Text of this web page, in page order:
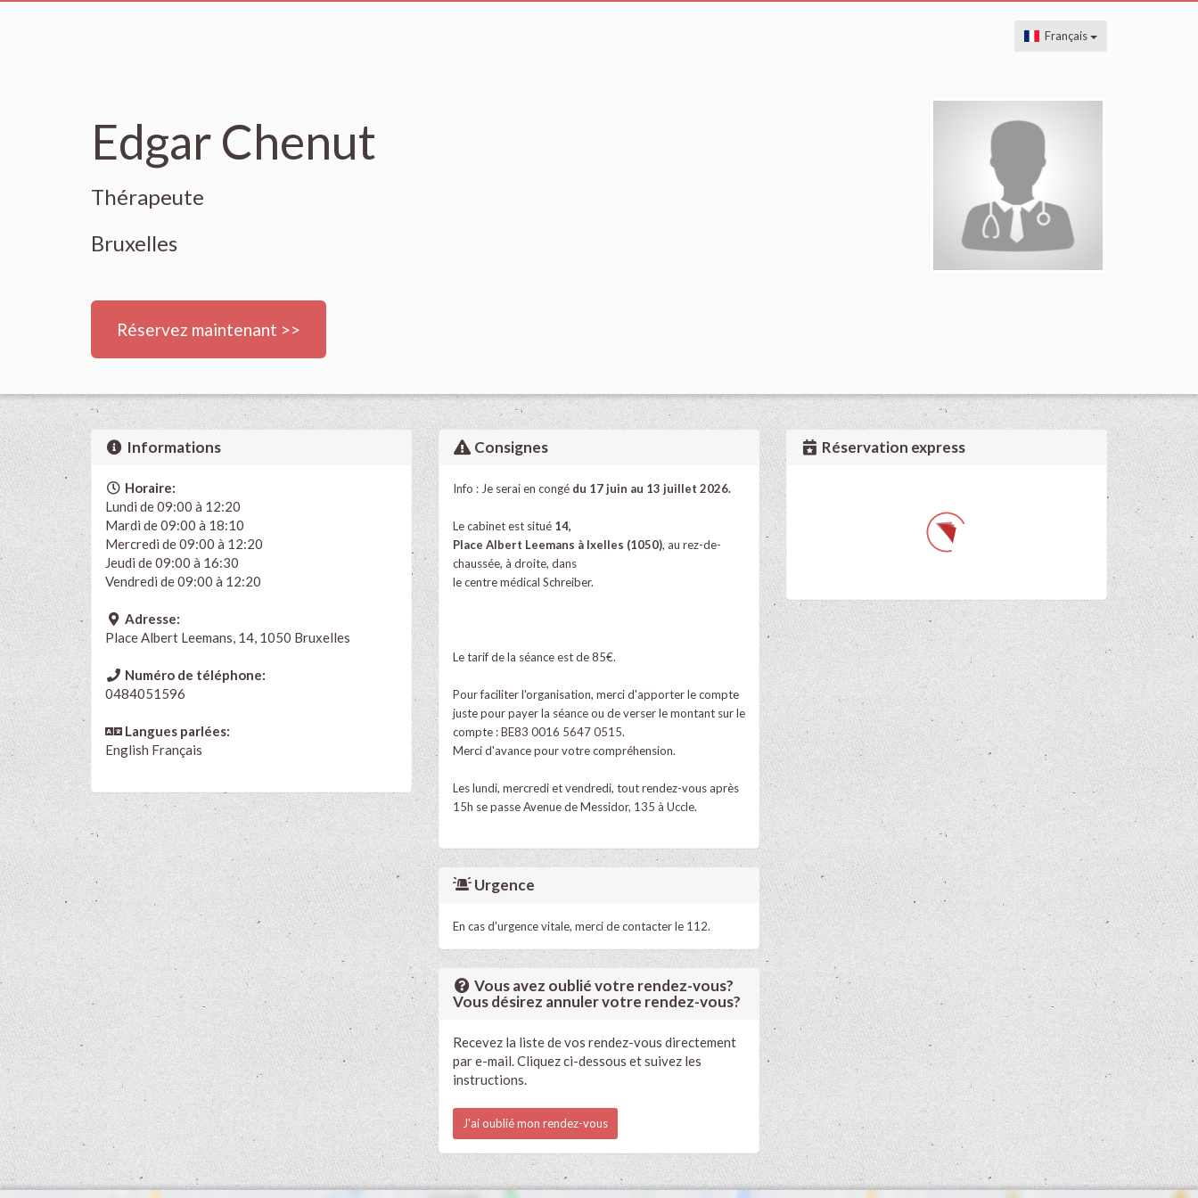
Français
Edgar Chenut
Thérapeute
Bruxelles
Réservez maintenant >>
Informations
Horaire:
Lundi de 09:00 à 12:20
Mardi de 09:00 à 18:10
Mercredi de 09:00 à 12:20
Jeudi de 09:00 à 16:30
Vendredi de 09:00 à 12:20
Adresse:
Place Albert Leemans, 14, 1050 Bruxelles
Numéro de téléphone:
0484051596
Langues parlées:
English Français
Consignes
Info : Je serai en congé du 17 juin au 13 juillet 2026.
Le cabinet est situé 14,
Place Albert Leemans à Ixelles (1050), au rez-de-
chaussée, à droite, dans
le centre médical Schreiber.
Le tarif de la séance est de 85€.
Pour faciliter l'organisation, merci d'apporter le compte
juste pour payer la séance ou de verser le montant sur le
compte : BE83 0016 5647 0515.
Merci d'avance pour votre compréhension.
Les lundi, mercredi et vendredi, tout rendez-vous après
15h se passe Avenue de Messidor, 135 à Uccle.
Urgence
En cas d'urgence vitale, merci de contacter le 112.
Vous avez oublié votre rendez-vous?
Vous désirez annuler votre rendez-vous?
Recevez la liste de vos rendez-vous directement
par e-mail. Cliquez ci-dessous et suivez les
instructions.
J'ai oublié mon rendez-vous
Réservation express